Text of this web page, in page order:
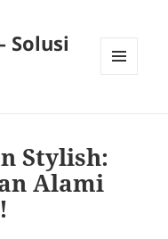
Solusi
Stylish:
Alami